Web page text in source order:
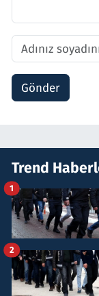
Gönder
Trend
1
2